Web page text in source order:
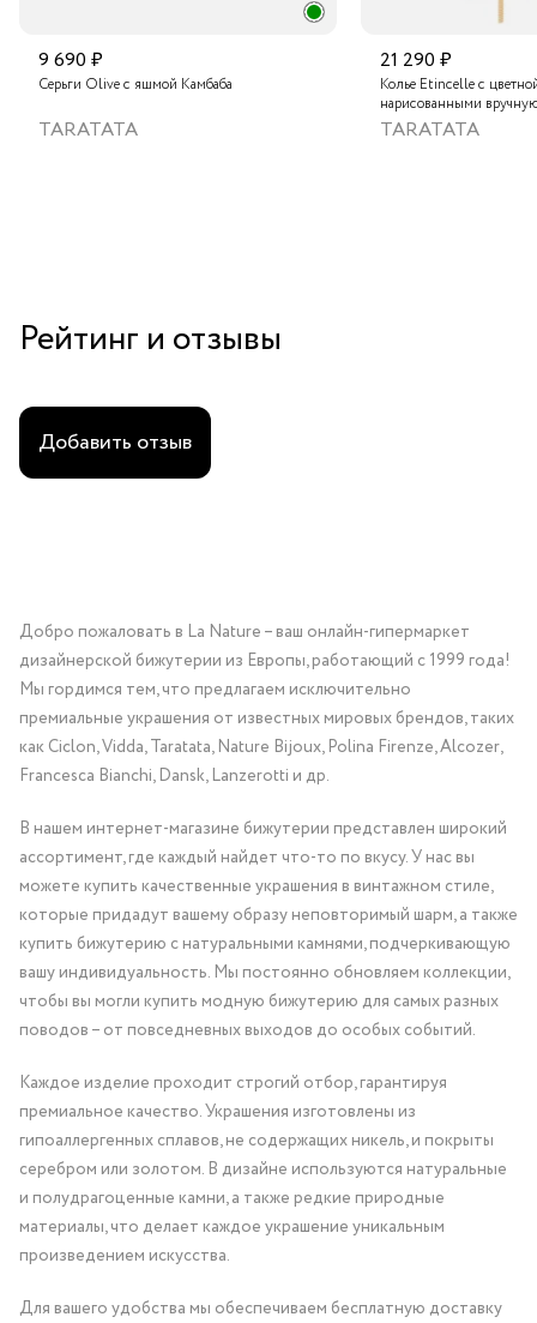
9 690 ₽
Серьги Olive с яшмой Камбаба
TARATATA
21 290 ₽
Колье Etincelle с
нарисованными
слюдяным порошком,
стеклянными бусинам
TARATATA
Рейтинг и отзывы
Добавить отзыв
Добро пожаловать в La Nature – ваш онлайн-гипермаркет
дизайнерской бижутерии из Европы, работающий с 1999 года!
Мы гордимся тем, что предлагаем исключительно
премиальные украшения от известных мировых брендов, таких
как Ciclon, Vidda, Taratata, Nature Bijoux, Polina Firenze, Alcozer,
Francesca Bianchi, Dansk, Lanzerotti и др.
В нашем интернет-магазине бижутерии представлен широкий
ассортимент, где каждый найдет что-то по вкусу. У нас вы
можете купить качественные украшения в винтажном стиле,
которые придадут вашему образу неповторимый шарм, а также
купить бижутерию с натуральными камнями, подчеркивающую
вашу индивидуальность. Мы постоянно обновляем коллекции,
чтобы вы могли купить модную бижутерию для самых разных
поводов – от повседневных выходов до особых событий.
Каждое изделие проходит строгий отбор, гарантируя
премиальное качество. Украшения изготовлены из
гипоаллергенных сплавов, не содержащих никель, и покрыты
серебром или золотом. В дизайне используются натуральные
и полудрагоценные камни, а также редкие природные
материалы, что делает каждое украшение уникальным
произведением искусства.
Для вашего удобства мы обеспечиваем бесплатную доставку